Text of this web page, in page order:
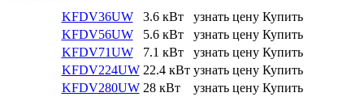
KFDV36UW 3.6 кВт узнать цену Купить
KFDV56UW
5.6 кВт узнать цену Купить
KFDV71UW
7.1 кВт узнать цену Купить
KFDV224UW 22.4 кВт узнать цену Купить
KFDV280UW 28 кВт узнать цену Купить